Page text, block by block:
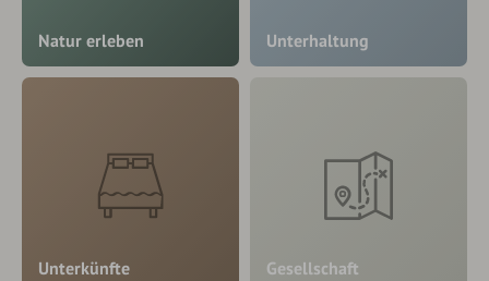
Natur erleben Unterhaltung
Unterkünfte Gesellschaft